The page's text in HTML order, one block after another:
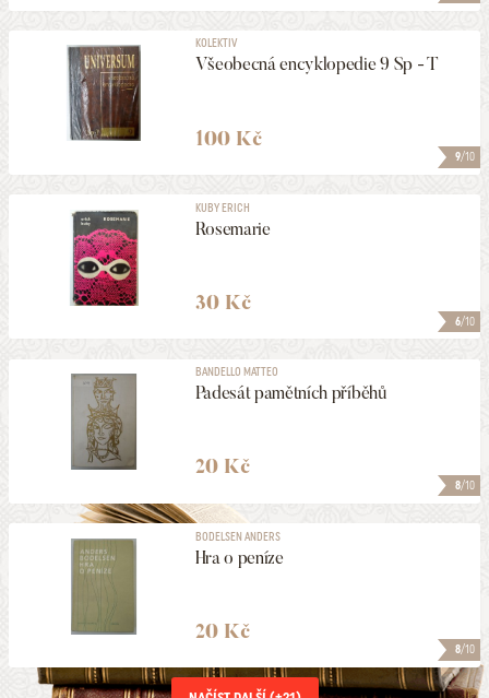
9/10
KOLEKTIV
Všeobecná encyklopedie 9 Sp - T
100 Kč
6/10
KUBY ERICH
Rosemarie
30 Kč
8/10
BANDELLO MATTEO
Padesát pamětních příběhů
20 Kč
8/10
BODELSEN ANDERS
Hra o peníze
20 Kč